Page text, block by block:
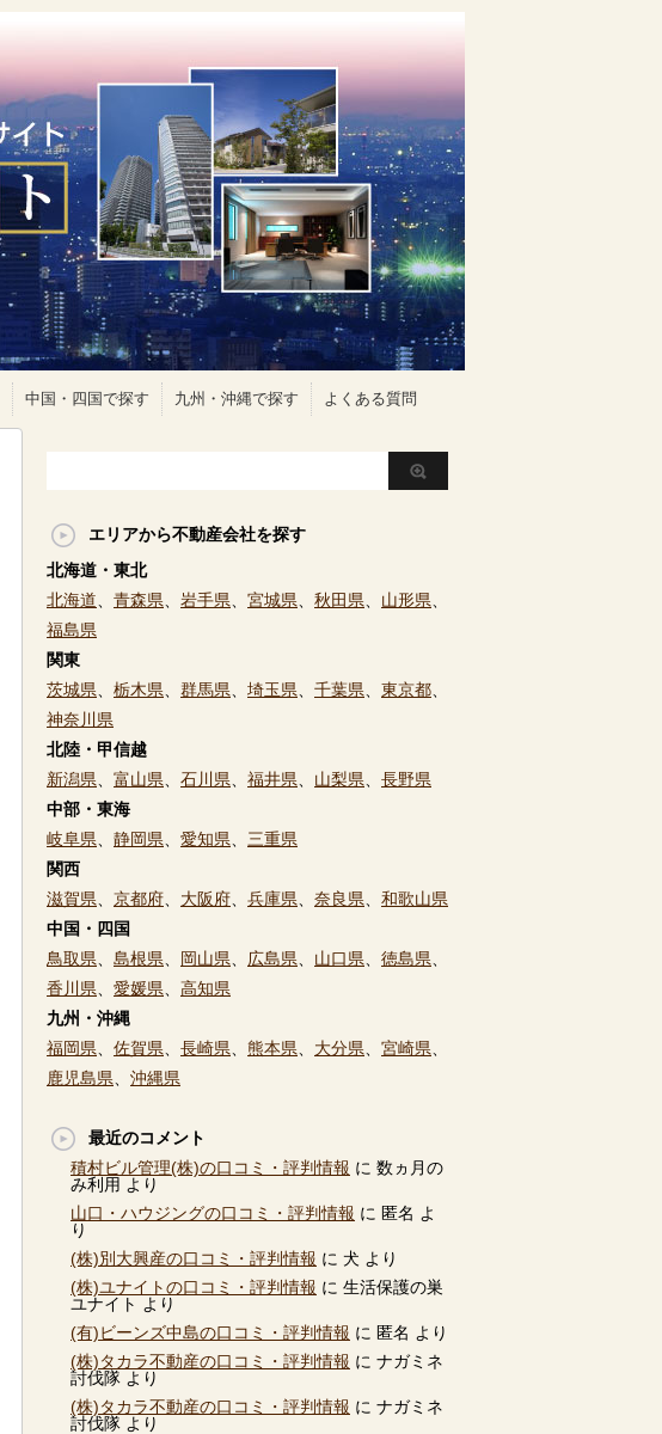
中国・四国で探す 九州・沖縄で探す よくある質問
エリアから不動産会社を探す
北海道・東北
北海道
青森県 岩手県 宮城県 秋田県 山形県
福島県
関東
茨城県
栃木県 群馬県 埼玉県 千葉県 東京都
神奈川県
北陸・甲信越
新潟県
富山県 石川県 福井県 山梨県
長野県
中部・東海
岐阜県
静岡県 愛知県
三重県
関西
滋賀県
京都府 大阪府 兵庫県 奈良県
和歌山県
中国・四国
鳥取県
島根県 岡山県 広島県 山口県 徳島県
香川県
愛媛県
高知県
九州・沖縄
福岡県
佐賀県 長崎県 熊本県 大分県 宮崎県
鹿児島県
沖縄県
最近のコメント
積村ビル管理(株)の口コミ・評判情報 に 数ヵ月の
み利用 より
山口・ハウジングの口コミ・評判情報 に 匿名 よ
り
(株)別大興産の口コミ・評判情報 に 犬 より
(株)ユナイトの口コミ・評判情報 に 生活保護の巣
ユナイト より
(有)ビーンズ中島の口コミ・評判情報 に 匿名 より
(株)タカラ不動産の口コミ・評判情報 に ナガミネ
討伐隊 より
(株)タカラ不動産の口コミ・評判情報 に ナガミネ
討伐隊 より